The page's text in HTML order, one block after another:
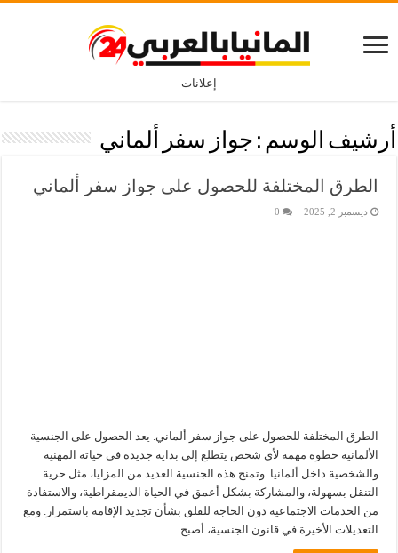
إعلانات
أرشيف الوسم : جواز سفر ألماني
الطرق المختلفة للحصول على جواز سفر ألماني
ديسمبر 2, 2025 0
الطرق المختلفة للحصول على جواز سفر ألماني. يعد الحصول على الجنسية
الألمانية خطوة مهمة لأي شخص يتطلع إلى بداية جديدة في حياته المهنية
والشخصية داخل ألمانيا. وتمنح هذه الجنسية العديد من المزايا، مثل حرية
التنقل بسهولة، والمشاركة بشكل أعمق في الحياة الديمقراطية، والاستفادة
من الخدمات الاجتماعية دون الحاجة للقلق بشأن تجديد الإقامة باستمرار. ومع
التعديلات الأخيرة في قانون الجنسية، أصبح …